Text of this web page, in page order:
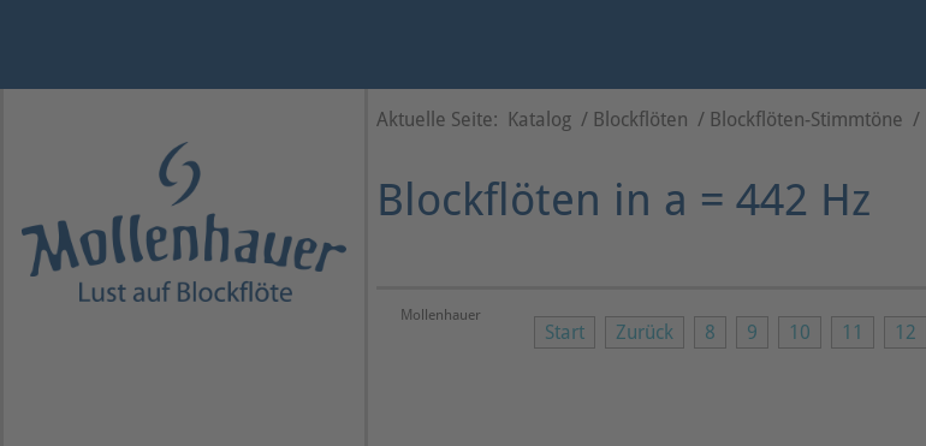
Aktuelle Seite: Katalog / Blockflöten / Blockflöten-Stimmtöne /
Blockflöten in a = 442 Hz
Mollenhauer
Start Zurück 8 9 10 11 12